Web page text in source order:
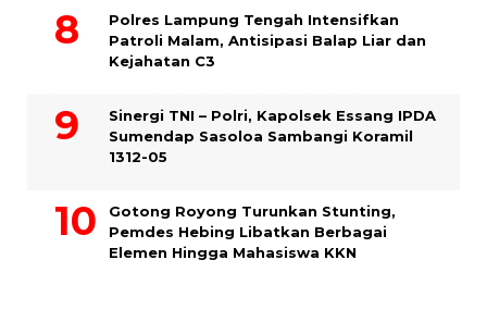
Polres Lampung Tengah Intensifkan
Patroli Malam, Antisipasi Balap Liar dan
Kejahatan C3
Sinergi TNI – Polri, Kapolsek Essang IPDA
Sumendap Sasoloa Sambangi Koramil
1312-05
Gotong Royong Turunkan Stunting,
Pemdes Hebing Libatkan Berbagai
Elemen Hingga Mahasiswa KKN